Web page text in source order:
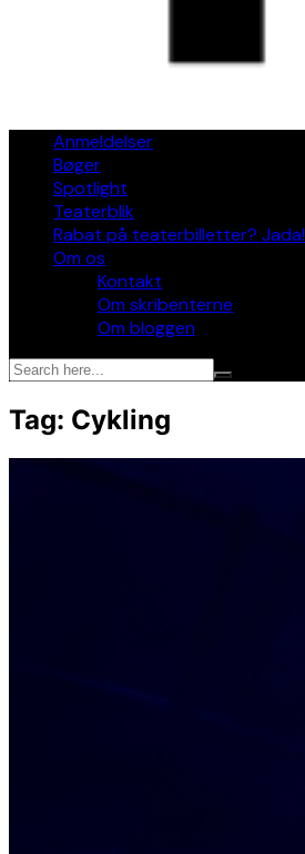
Anmeldelser
Bøger
Spotlight
Teaterblik
Rabat på teaterbilletter? Jada!
Om os
Kontakt
Om skribenterne
Om bloggen
Tag: Cykling